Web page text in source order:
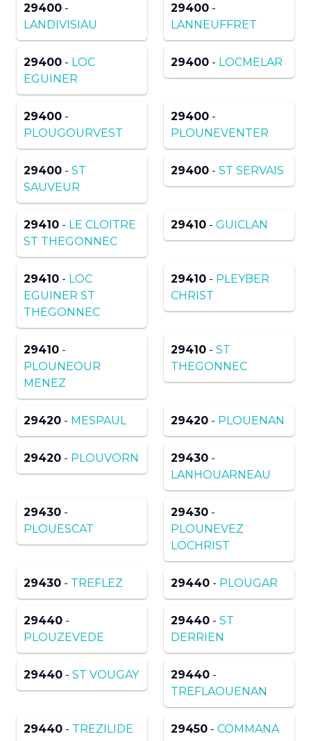
29400 -
LANDIVISIAU
29400 -
LANNEUFFRET
29400 - LOC
EGUINER
29400 - LOCMELAR
29400 -
PLOUGOURVEST
29400 -
PLOUNEVENTER
29400 - ST
SAUVEUR
29400 - ST SERVAIS
29410 - LE CLOITRE
ST THEGONNEC
29410 - GUICLAN
29410 - LOC
EGUINER ST
THEGONNEC
29410 - PLEYBER
CHRIST
29410 -
PLOUNEOUR
MENEZ
29410 - ST
THEGONNEC
29420 - MESPAUL 29420 - PLOUENAN
29420 - PLOUVORN 29430 -
LANHOUARNEAU
29430 -
PLOUESCAT
29430 -
PLOUNEVEZ
LOCHRIST
29430 - TREFLEZ 29440 - PLOUGAR
29440 -
PLOUZEVEDE
29440 - ST
DERRIEN
29440 - ST VOUGAY 29440 -
TREFLAOUENAN
29440 - TREZILIDE 29450 - COMMANA